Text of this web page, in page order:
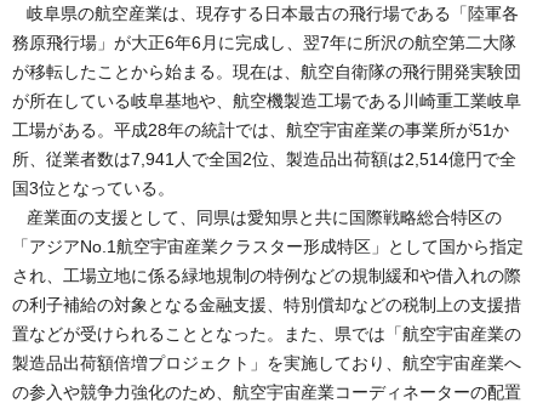
岐阜県の航空産業は、現存する日本最古の飛行場である「陸軍各
務原飛行場」が大正6年6月に完成し、翌7年に所沢の航空第二大隊
が移転したことから始まる。現在は、航空自衛隊の飛行開発実験団
が所在している岐阜基地や、航空機製造工場である川崎重工業岐阜
工場がある。平成28年の統計では、航空宇宙産業の事業所が51か
所、従業者数は7,941人で全国2位、製造品出荷額は2,514億円で全
国3位となっている。
産業面の支援として、同県は愛知県と共に国際戦略総合特区の
「アジアNo.1航空宇宙産業クラスター形成特区」として国から指定
され、工場立地に係る緑地規制の特例などの規制緩和や借入れの際
の利子補給の対象となる金融支援、特別償却などの税制上の支援措
置などが受けられることとなった。また、県では「航空宇宙産業の
製造品出荷額倍増プロジェクト」を実施しており、航空宇宙産業へ
の参入や競争力強化のため、航空宇宙産業コーディネーターの配置